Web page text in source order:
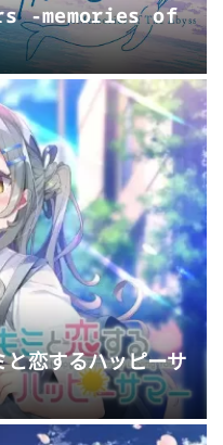
-memories of
恋するハッピーサ